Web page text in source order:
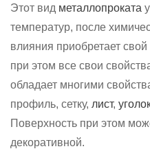
Этот вид металлопроката
температур, после
влияния приобретает
при этом все свои
обладает многими
профиль, сетку, лист,
Поверхность при этом
декоративной.